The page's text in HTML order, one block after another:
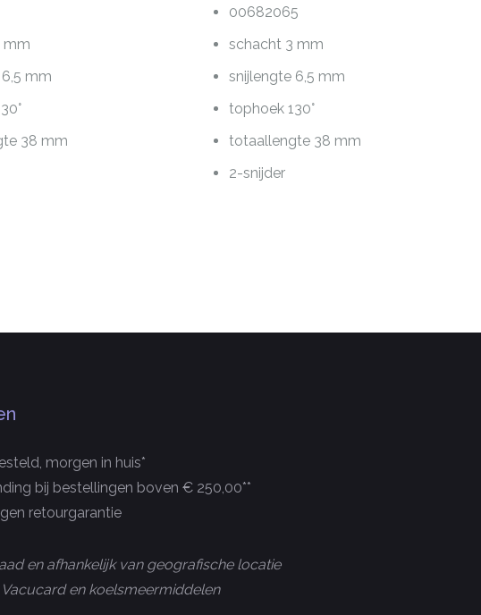
mm
mm
38 mm
00682065
schacht 3 mm
snijlengte 6,5 mm
tophoek 130°
totaallengte 38 mm
2-snijder
morgen in huis*
bij bestellingen boven € 250,00**
retourgarantie
en afhankelijk van geografische locatie
en koelsmeermiddelen